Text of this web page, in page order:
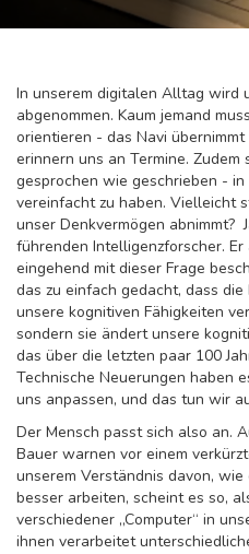
In unserem digitalen Alltag wird
abgenommen. Kaum jemand
orientieren - das Navi
erinnern uns an Termine.
gesprochen wie geschrieben -
vereinfacht zu haben. Vielleicht
unser Denkvermögen abnimmt?
führenden Intelligenzforscher.
eingehend mit dieser Frage
das zu einfach gedacht, dass
unsere kognitiven Fähigkeiten
sondern sie ändert unsere
das über die letzten paar 100
Technische Neuerungen haben
uns anpassen, und das tun wir
Der Mensch passt sich also an.
Bauer warnen vor einem
unserem Verständnis davon,
besser arbeiten, scheint es so,
verschiedener „Computer“ in
ihnen verarbeitet